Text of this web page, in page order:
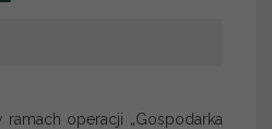
operacji „Gospodarka